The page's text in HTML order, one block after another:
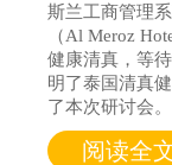
斯兰工商管理
（Al Meroz
健康清真，等
明了泰国清真
了本次研讨会。
阅读全